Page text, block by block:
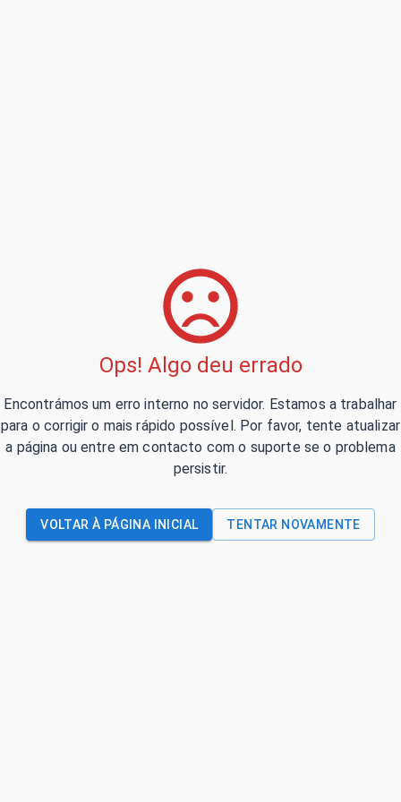
Ops! Algo deu errado
Encontrámos um erro interno no servidor. Estamos a trabalhar
para o corrigir o mais rápido possível. Por favor, tente atualizar
a página ou entre em contacto com o suporte se o problema
persistir.
VOLTAR À PÁGINA INICIAL TENTAR NOVAMENTE